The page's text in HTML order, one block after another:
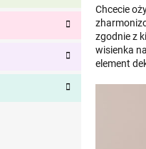
Chcecie
zgodnie z
wisienka
element